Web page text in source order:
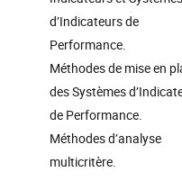
d’Indicateurs de
Performance.
Méthodes de mise en
des Systèmes
de Performance.
Méthodes d’analyse
multicritère.